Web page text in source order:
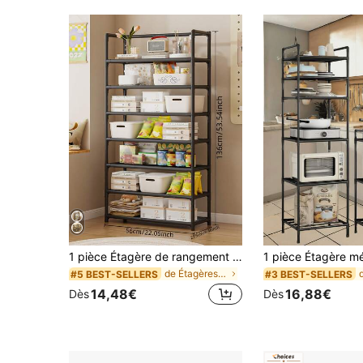
1 pièce Étagère de rangement à 3-7 niveaux, organisateur de snacks et d'articles divers pour la maison, support multifonctionnel autoportant et gain de place, structure en tuyau métallique, recommandé pour l'assemblage en décoration d'intérieur
#5 BEST-SELLERS de Étagères de sol
Dès14,48€
#3 BEST-SELLERS
Dès16,88€